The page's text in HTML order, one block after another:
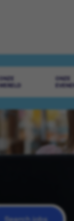
ONZE
WERELD
ONZE